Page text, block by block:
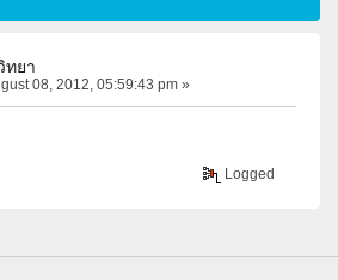
ทยา
08, 2012, 05:59:43 pm »
Logged